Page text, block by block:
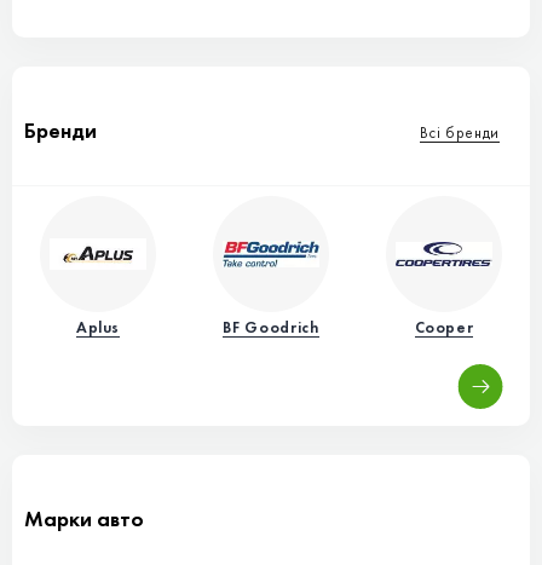
Бренди Всі бренди
Aplus BF Goodrich Cooper
Марки авто